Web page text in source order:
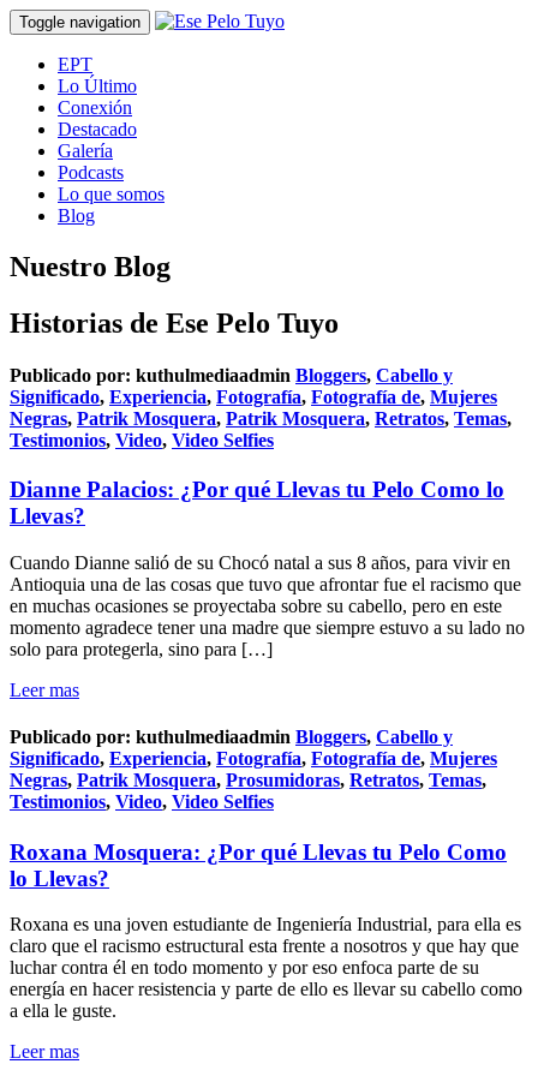
Toggle navigation
EPT
Lo Último
Conexión
Destacado
Galería
Podcasts
Lo que somos
Blog
Nuestro Blog
Historias de Ese Pelo Tuyo
Publicado por: kuthulmediaadmin Bloggers, Cabello y
Significado, Experiencia, Fotografía, Fotografía de, Mujeres
Negras, Patrik Mosquera, Patrik Mosquera, Retratos, Temas,
Testimonios, Video, Video Selfies
Dianne Palacios: ¿Por qué Llevas tu Pelo Como lo
Llevas?
Cuando Dianne salió de su Chocó natal a sus 8 años, para vivir en
Antioquia una de las cosas que tuvo que afrontar fue el racismo que
en muchas ocasiones se proyectaba sobre su cabello, pero en este
momento agradece tener una madre que siempre estuvo a su lado no
solo para protegerla, sino para […]
Leer mas
Publicado por: kuthulmediaadmin Bloggers, Cabello y
Significado, Experiencia, Fotografía, Fotografía de, Mujeres
Negras, Patrik Mosquera, Prosumidoras, Retratos, Temas,
Testimonios, Video, Video Selfies
Roxana Mosquera: ¿Por qué Llevas tu Pelo Como
lo Llevas?
Roxana es una joven estudiante de Ingeniería Industrial, para ella es
claro que el racismo estructural esta frente a nosotros y que hay que
luchar contra él en todo momento y por eso enfoca parte de su
energía en hacer resistencia y parte de ello es llevar su cabello como
a ella le guste.
Leer mas